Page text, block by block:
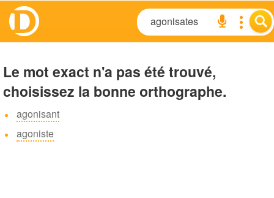
Le mot exact n'a pas été trouvé,
choisissez la bonne orthographe.
agonisant
agoniste